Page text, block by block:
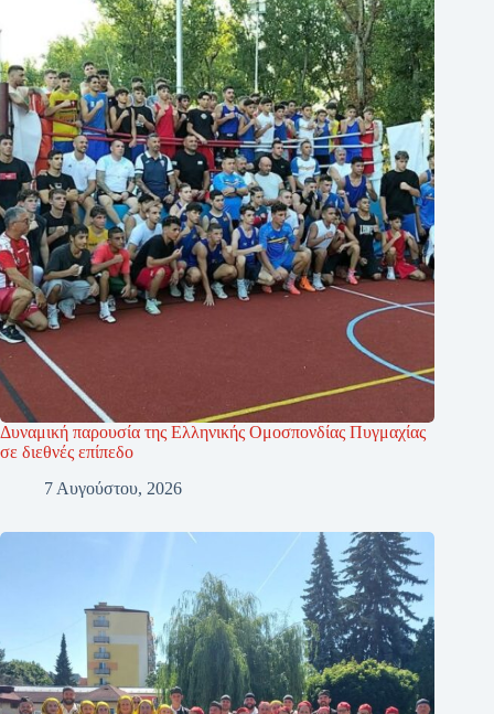
Δυναμική παρουσία της Ελληνικής Ομοσπονδίας Πυγμαχίας
σε διεθνές επίπεδο
7 Αυγούστου, 2026